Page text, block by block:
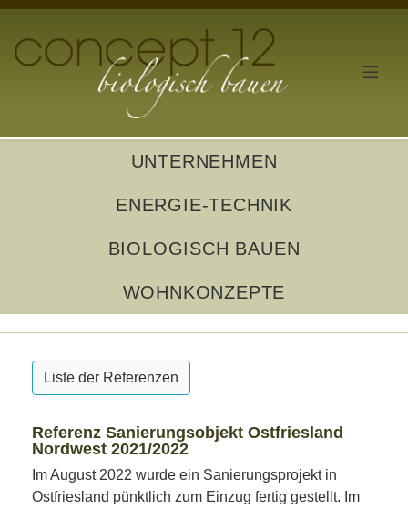
UNTERNEHMEN
ENERGIE-TECHNIK
BIOLOGISCH BAUEN
WOHNKONZEPTE
Liste der Referenzen
Referenz Sanierungsobjekt Ostfriesland
Nordwest 2021/2022
Im August 2022 wurde ein Sanierungsprojekt in
Ostfriesland pünktlich zum Einzug fertig gestellt. Im